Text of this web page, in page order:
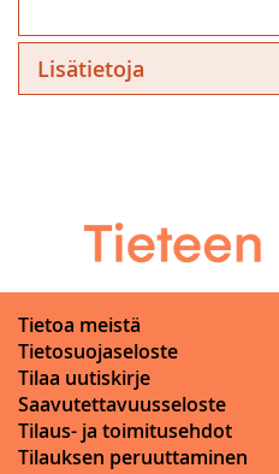
Lisätietoja
Tietoa meistä
Tietosuojaseloste
Tilaa uutiskirje
Saavutettavuusseloste
Tilaus- ja toimitusehdot
Tilauksen peruuttaminen